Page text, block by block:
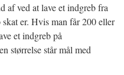
af ved at lave et indgreb fra
er. Hvis man får 200 eller
et indgreb på
størrelse står mål med